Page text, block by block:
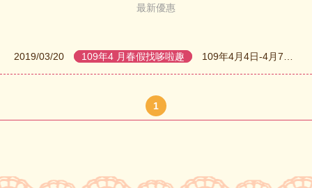
最新優惠
2019/03/20 109年4 月春假找哆啦趣 109年4月4日-4月7日憑學生證享DIY優惠活動....
1